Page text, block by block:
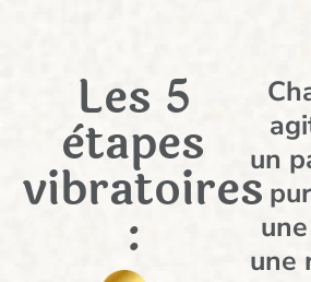
Les 5
ètapes
vibratoires
:
un
une